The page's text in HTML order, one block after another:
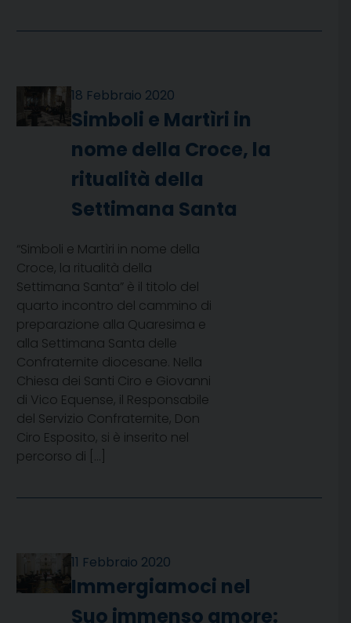
18 Febbraio 2020
Simboli e Martìri in
nome della Croce, la
ritualità della
Settimana Santa
“Simboli e Martìri in nome della
Croce, la ritualità della
Settimana Santa” è il titolo del
quarto incontro del cammino di
preparazione alla Quaresima e
alla Settimana Santa delle
Confraternite diocesane. Nella
Chiesa dei Santi Ciro e Giovanni
di Vico Equense, il Responsabile
del Servizio Confraternite, Don
Ciro Esposito, si è inserito nel
percorso di […]
11 Febbraio 2020
Immergiamoci nel
Suo immenso amore: